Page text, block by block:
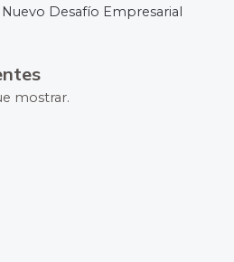
Desafío Empresarial
mostrar.